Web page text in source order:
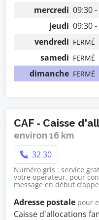
mercredi 09:30
jeudi 09:30
vendredi FERMÉ
samedi FERMÉ
dimanche FERMÉ
CAF - Caisse
environ 16 km
32 30
Numéro gris : service
votre opérateur, pour
message en début
Adresse postale pour
Caisse d'allocations